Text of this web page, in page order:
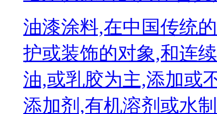
油漆涂料,在中国传统
护或装饰的对象,和连
油,或乳胶为主,添加或
添加剂,有机溶剂或水